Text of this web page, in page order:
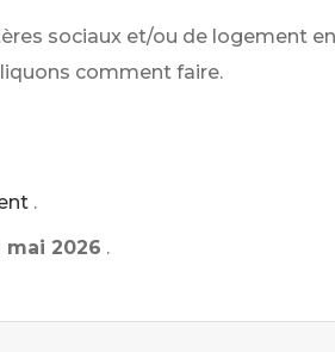
sociaux et/ou de logement en
comment faire.
.
mai 2026 .